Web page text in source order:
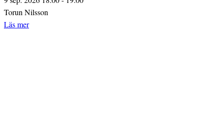
Torun Nilsson
Läs mer